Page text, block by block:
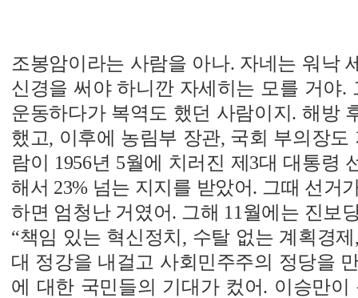
조봉암이라는 사람을 아나. 자네는 워낙
신경을 써야 하니깐 자세히는 모를 거야.
운동하다가 복역도 했던 사람이지. 해방
했고, 이후에 농림부 장관, 국회 부의장도
람이 1956년 5월에 치러진 제3대 대통령
해서 23% 넘는 지지를 받았어. 그때 선거
하면 엄청난 거였어. 그해 11월에는 진보
“책임 있는 혁신정치, 수탈 없는 계획경
대 정강을 내걸고 사회민주주의 정당을
에 대한 국민들의 기대가 컸어. 이승만